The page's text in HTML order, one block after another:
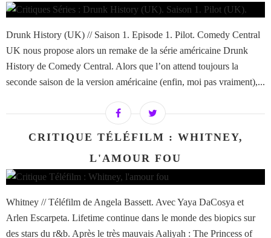
Drunk History (UK) // Saison 1. Episode 1. Pilot. Comedy Central
UK nous propose alors un remake de la série américaine Drunk
History de Comedy Central. Alors que l’on attend toujours la
seconde saison de la version américaine (enfin, moi pas vraiment),...
CRITIQUE TÉLÉFILM : WHITNEY,
L'AMOUR FOU
Whitney // Téléfilm de Angela Bassett. Avec Yaya DaCosya et
Arlen Escarpeta. Lifetime continue dans le monde des biopics sur
des stars du r&b. Après le très mauvais Aaliyah : The Princess of